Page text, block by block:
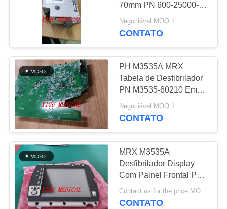
SOLICITE UM
ORÇAMENTO
NEWS
MAPA
DO
SITE
PRIVACY
POLICY
módulo do monitor
paciente
391
Peças da máquina
do desfibrilador
70mm PN 600-25000-02
Em Bom Estado
Negociável MOQ:1
CONTATO
PH M3535A MRX
Tabela de Desfibrilador
PN M3535-60210 Em
boas condições
Negociável MOQ:1
CONTATO
MRX M3535A
Desfibrilador Display
Com Painel Frontal Para
PN: NL6448BC26-20F
Para Original
Contact us for the price MOQ:1
CONTATO